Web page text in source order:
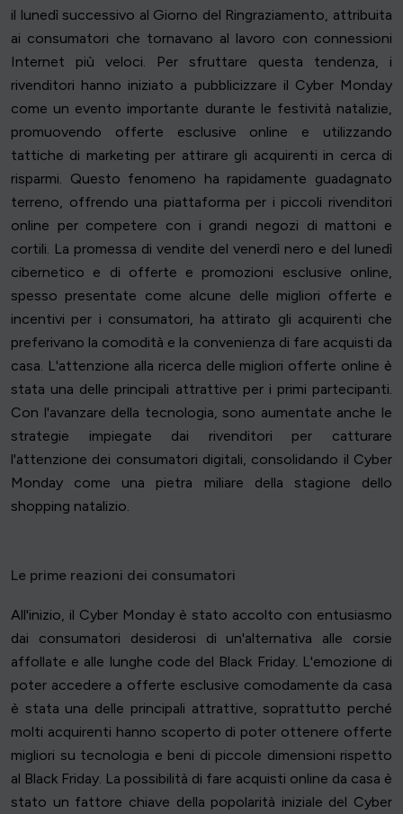
il lunedì successivo al Giorno del Ringraziamento, attribuita
ai consumatori che tornavano al lavoro con connessioni
Internet più veloci. Per sfruttare questa tendenza, i
rivenditori hanno iniziato a pubblicizzare il Cyber Monday
come un evento importante durante le festività natalizie,
promuovendo offerte esclusive online e utilizzando
tattiche di marketing per attirare gli acquirenti in cerca di
risparmi. Questo fenomeno ha rapidamente guadagnato
terreno, offrendo una piattaforma per i piccoli rivenditori
online per competere con i grandi negozi di mattoni e
cortili. La promessa di vendite del venerdì nero e del lunedì
cibernetico e di offerte e promozioni esclusive online,
spesso presentate come alcune delle migliori offerte e
incentivi per i consumatori, ha attirato gli acquirenti che
preferivano la comodità e la convenienza di fare acquisti da
casa. L'attenzione alla ricerca delle migliori offerte online è
stata una delle principali attrattive per i primi partecipanti.
Con l'avanzare della tecnologia, sono aumentate anche le
strategie impiegate dai rivenditori per catturare
l'attenzione dei consumatori digitali, consolidando il Cyber
Monday come una pietra miliare della stagione dello
shopping natalizio.
Le prime reazioni dei consumatori
All'inizio, il Cyber Monday è stato accolto con entusiasmo
dai consumatori desiderosi di un'alternativa alle corsie
affollate e alle lunghe code del Black Friday. L'emozione di
poter accedere a offerte esclusive comodamente da casa
è stata una delle principali attrattive, soprattutto perché
molti acquirenti hanno scoperto di poter ottenere offerte
migliori su tecnologia e beni di piccole dimensioni rispetto
al Black Friday. La possibilità di fare acquisti online da casa è
stato un fattore chiave della popolarità iniziale del Cyber